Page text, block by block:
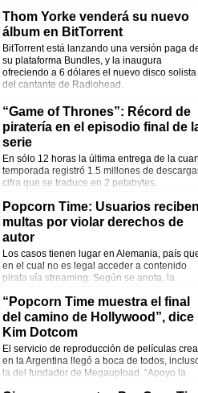
Thom Yorke venderá su nuevo
álbum en BitTorrent
BitTorrent está lanzando una versión paga
su plataforma Bundles, y la inaugura
ofreciendo a 6 dólares el nuevo disco solista
del cantante de Radiohead.
“Game of Thrones”: Récord de
piratería en el episodio final de
serie
En sólo 12 horas la última entrega de la
temporada registró 1.5 millones de
cifra que se traduce en 2 petabytes.
Popcorn Time: Usuarios reciben
multas por violar derechos de
autor
Los casos tienen lugar en Alemania, país
en el cual no es legal acceder a contenido
pirata vía streaming. Según se anota, la
conducir a confusiones en torno a su
“Popcorn Time muestra el final
del camino de Hollywood”, dice
Kim Dotcom
El servicio de reproducción de películas
en la Argentina llegó a boca de todos,
la del fundador de Megaupload. “Apoyo la